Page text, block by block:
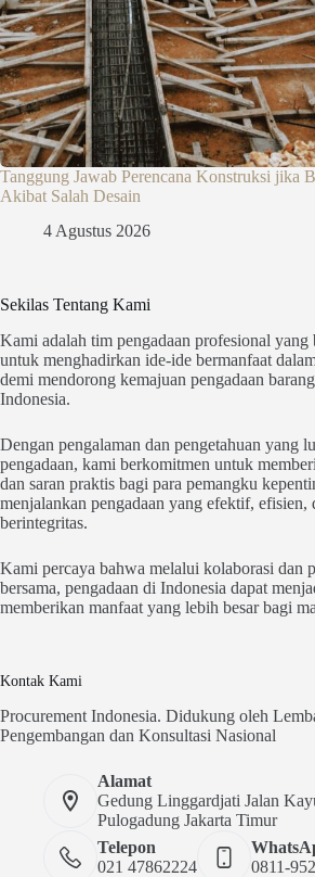
Tanggung Jawab Perencana Konstruksi jika
Akibat Salah Desain
4 Agustus 2026
Sekilas Tentang Kami
Kami adalah tim pengadaan profesional yang
untuk menghadirkan ide-ide bermanfaat
demi mendorong kemajuan pengadaan
Indonesia.
Dengan pengalaman dan pengetahuan yang
pengadaan, kami berkomitmen untuk
dan saran praktis bagi para pemangku
menjalankan pengadaan yang efektif, efisien,
berintegritas.
Kami percaya bahwa melalui kolaborasi dan
bersama, pengadaan di Indonesia dapat
memberikan manfaat yang lebih besar bagi
Kontak Kami
Procurement Indonesia. Didukung oleh
Pengembangan dan Konsultasi Nasional
Alamat
Gedung Linggardjati Jalan
Pulogadung Jakarta Timur
Telepon
021 47862224
0811-